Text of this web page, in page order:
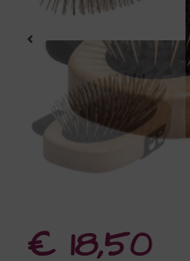
€ 18,50